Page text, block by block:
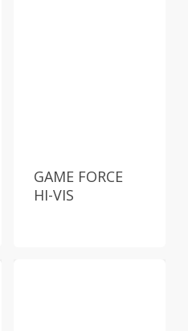
GAME FORCE
HI-VIS